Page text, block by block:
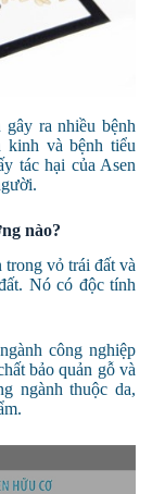
ra nhiều bệnh
kinh và bệnh tiểu
tác hại của Asen
nào?
vỏ trái đất và
Nó có độc tính
công nghiệp
bảo quản gỗ và
ngành thuộc da,